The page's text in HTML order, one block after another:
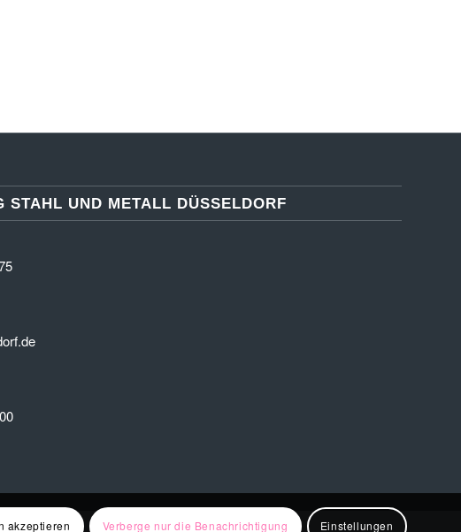
STAHL UND METALL DÜSSELDORF
akzeptieren Verberge nur die Benachrichtigung Einstellungen